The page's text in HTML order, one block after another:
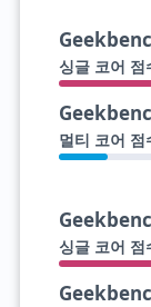
싱글 코어 점
멀티 코어 점
싱글 코어 점